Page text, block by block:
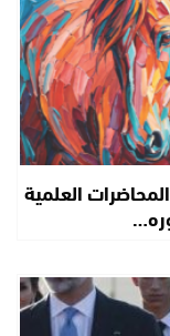
المحاضرات العلمية